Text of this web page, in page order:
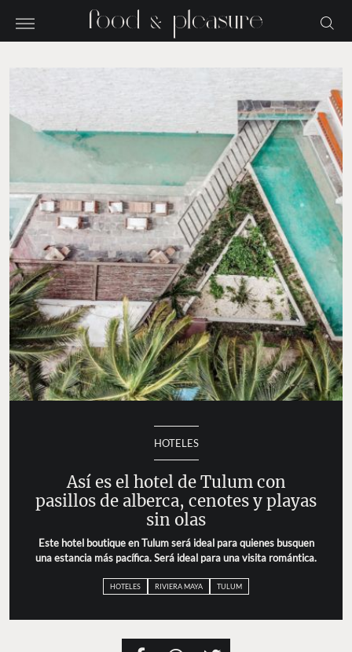
HOTELES
Así es el hotel de Tulum con
pasillos de alberca, cenotes y playas
sin olas
Este hotel boutique en Tulum será ideal para quienes busquen
una estancia más pacífica. Será ideal para una visita romántica.
HOTELES RIVIERA MAYA TULUM